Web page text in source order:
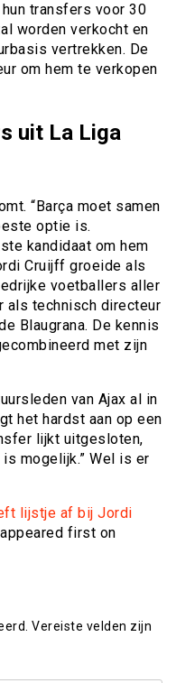
hun transfers voor 30
worden verkocht en
vertrekken. De
om hem te verkopen
uit La Liga
“Barça moet samen
optie is.
kandidaat om hem
Cruijff groeide als
voetballers aller
als technisch directeur
Blaugrana. De kennis
met zijn
van Ajax al in
het hardst aan op een
lijkt uitgesloten,
mogelijk.” Wel is er
lijstje af bij Jordi
appeared first on
Vereiste velden zijn